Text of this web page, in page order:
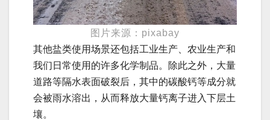
图片来源：pixabay
其他盐类使用场景还包括工业生产、农业生产和
我们日常使用的许多化学制品。除此之外，大量
道路等隔水表面破裂后，其中的碳酸钙等成分就
会被雨水溶出，从而释放大量钙离子进入下层土
壤。